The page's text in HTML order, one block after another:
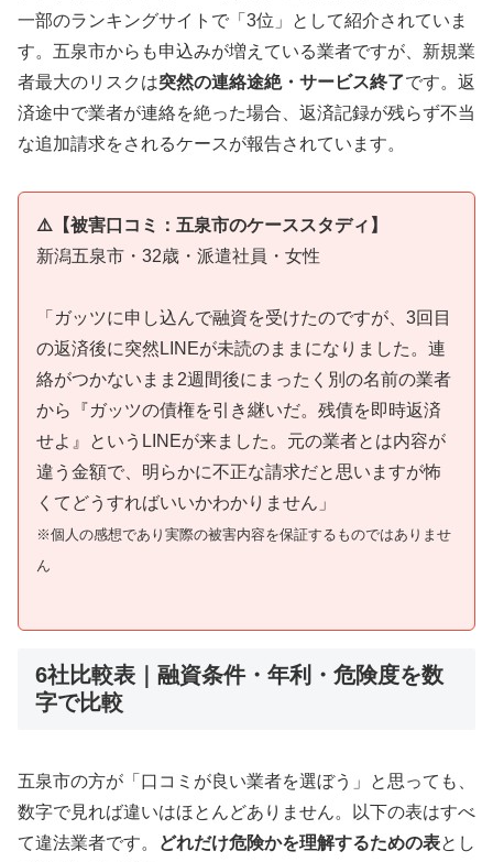
一部のランキングサイトで「3位」として紹介されていま
す。五泉市からも申込みが増えている業者ですが、新規業
者最大のリスクは突然の連絡途絶・サービス終了です。返
済途中で業者が連絡を絶った場合、返済記録が残らず不当
な追加請求をされるケースが報告されています。
⚠️【被害口コミ：五泉市のケーススタディ】
新潟五泉市・32歳・派遣社員・女性
「ガッツに申し込んで融資を受けたのですが、3回目
の返済後に突然LINEが未読のままになりました。連
絡がつかないまま2週間後にまったく別の名前の業者
から『ガッツの債権を引き継いだ。残債を即時返済
せよ』というLINEが来ました。元の業者とは内容が
違う金額で、明らかに不正な請求だと思いますが怖
くてどうすればいいかわかりません」
※個人の感想であり実際の被害内容を保証するものではありませ
ん
6社比較表｜融資条件・年利・危険度を数
字で比較
五泉市の方が「口コミが良い業者を選ぼう」と思っても、
数字で見れば違いはほとんどありません。以下の表はすべ
て違法業者です。
どれだけ危険かを理解するための表とし